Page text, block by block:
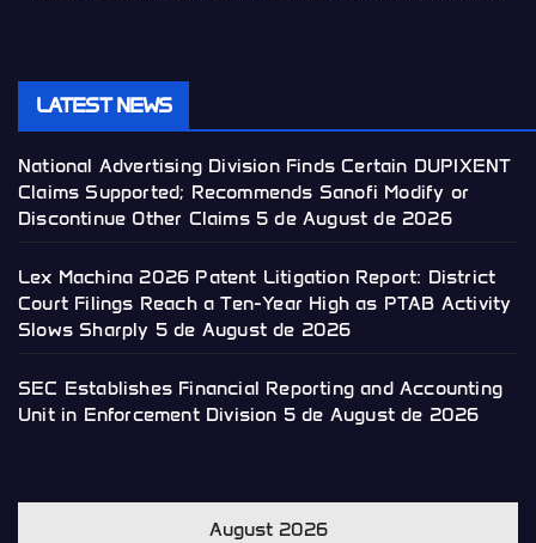
LATEST NEWS
National Advertising Division Finds Certain DUPIXENT
Claims Supported; Recommends Sanofi Modify or
Discontinue Other Claims 5 de August de 2026
Lex Machina 2026 Patent Litigation Report: District
Court Filings Reach a Ten-Year High as PTAB Activity
Slows Sharply 5 de August de 2026
SEC Establishes Financial Reporting and Accounting
Unit in Enforcement Division 5 de August de 2026
August 2026